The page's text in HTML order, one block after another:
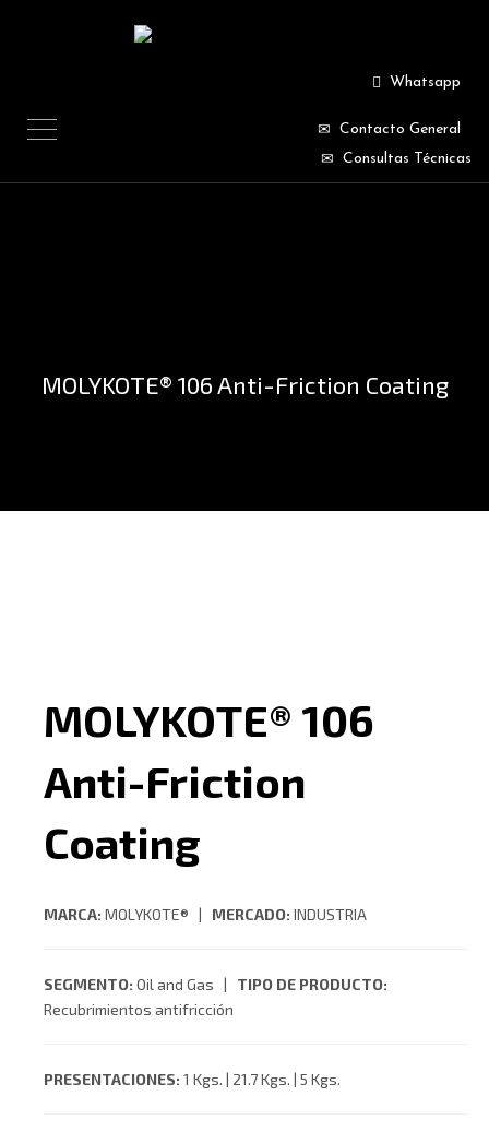
Whatsapp
Contacto General
Consultas Técnicas
MOLYKOTE® 106 Anti-Friction Coating
MOLYKOTE® 106
Anti-Friction
Coating
MARCA: MOLYKOTE® | MERCADO: INDUSTRIA
SEGMENTO: Oil and Gas | TIPO DE PRODUCTO:
Recubrimientos antifricción
PRESENTACIONES: 1 Kgs. | 21.7 Kgs. | 5 Kgs.